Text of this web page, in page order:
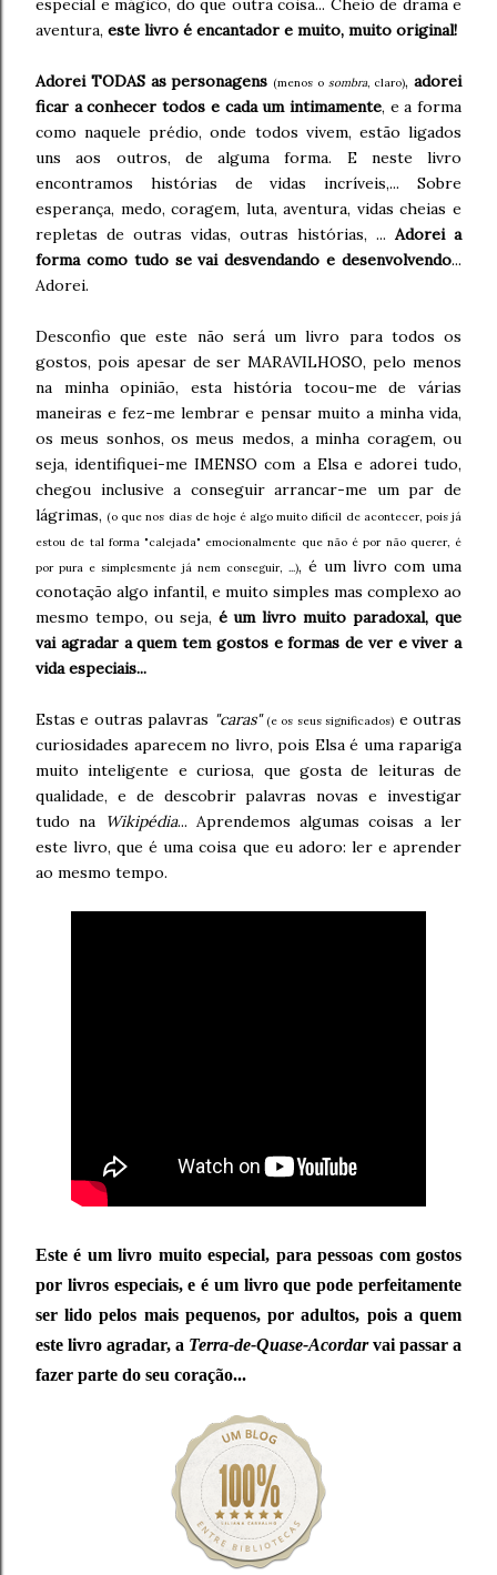
especial e mágico, do que outra coisa... Cheio de drama e
aventura, este livro é encantador e muito, muito original!
Adorei TODAS as personagens (menos o sombra, claro), adorei
ficar a conhecer todos e cada um intimamente, e a forma
como naquele prédio, onde todos vivem, estão ligados
uns aos outros, de alguma forma. E neste livro
encontramos histórias de vidas incríveis,... Sobre
esperança, medo, coragem, luta, aventura, vidas cheias e
repletas de outras vidas, outras histórias, ... Adorei a
forma como tudo se vai desvendando e desenvolvendo...
Adorei.
Desconfio que este não será um livro para todos os
gostos, pois apesar de ser MARAVILHOSO, pelo menos
na minha opinião, esta história tocou-me de várias
maneiras e fez-me lembrar e pensar muito a minha vida,
os meus sonhos, os meus medos, a minha coragem, ou
seja, identifiquei-me IMENSO com a Elsa e adorei tudo,
chegou inclusive a conseguir arrancar-me um par de
lágrimas, (o que nos dias de hoje é algo muito difícil de acontecer, pois já
estou de tal forma "calejada" emocionalmente que não é por não querer, é
por pura e simplesmente já nem conseguir, ...), é um livro com uma
conotação algo infantil, e muito simples mas complexo ao
mesmo tempo, ou seja, é um livro muito paradoxal, que
vai agradar a quem tem gostos e formas de ver e viver a
vida especiais...
Estas e outras palavras "caras" (e os seus significados) e outras
curiosidades aparecem no livro, pois Elsa é uma rapariga
muito inteligente e curiosa, que gosta de leituras de
qualidade, e de descobrir palavras novas e investigar
tudo na
Wikipédia... Aprendemos algumas coisas a ler
este livro, que é uma coisa que eu adoro: ler e aprender
ao mesmo tempo.
Este é um livro muito especial, para pessoas com gostos
por livros especiais, e é um livro que pode perfeitamente
ser lido pelos mais pequenos, por adultos, pois a quem
este livro agradar, a Terra-de-Quase-Acordarvai passar a
fazer parte do seu coração...